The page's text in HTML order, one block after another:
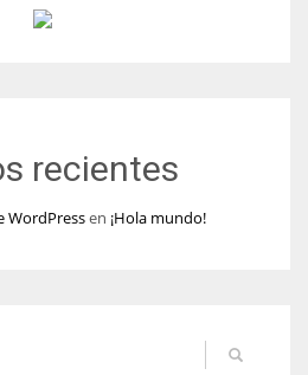
recientes
WordPressen ¡Hola mundo!